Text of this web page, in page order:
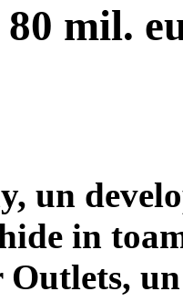
mil.
un
in
Outlets,